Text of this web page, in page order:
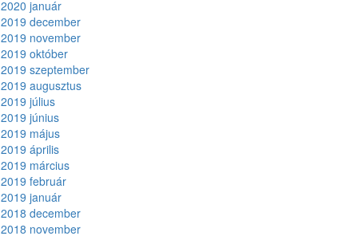
2020 január
2019 december
2019 november
2019 október
2019 szeptember
2019 augusztus
2019 július
2019 június
2019 május
2019 április
2019 március
2019 február
2019 január
2018 december
2018 november